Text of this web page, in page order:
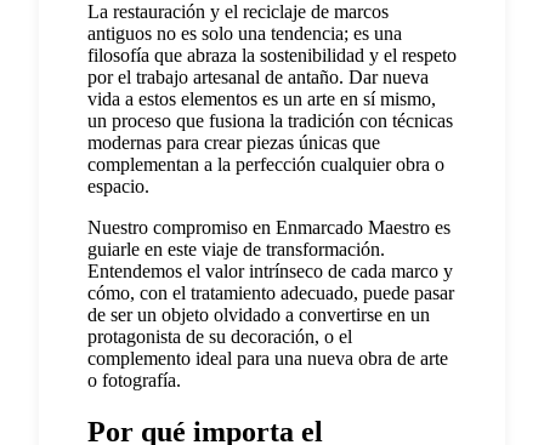
La restauración y el reciclaje de marcos
antiguos no es solo una tendencia; es una
filosofía que abraza la sostenibilidad y el respeto
por el trabajo artesanal de antaño. Dar nueva
vida a estos elementos es un arte en sí mismo,
un proceso que fusiona la tradición con técnicas
modernas para crear piezas únicas que
complementan a la perfección cualquier obra o
espacio.
Nuestro compromiso en Enmarcado Maestro es
guiarle en este viaje de transformación.
Entendemos el valor intrínseco de cada marco y
cómo, con el tratamiento adecuado, puede pasar
de ser un objeto olvidado a convertirse en un
protagonista de su decoración, o el
complemento ideal para una nueva obra de arte
o fotografía.
Por qué importa el